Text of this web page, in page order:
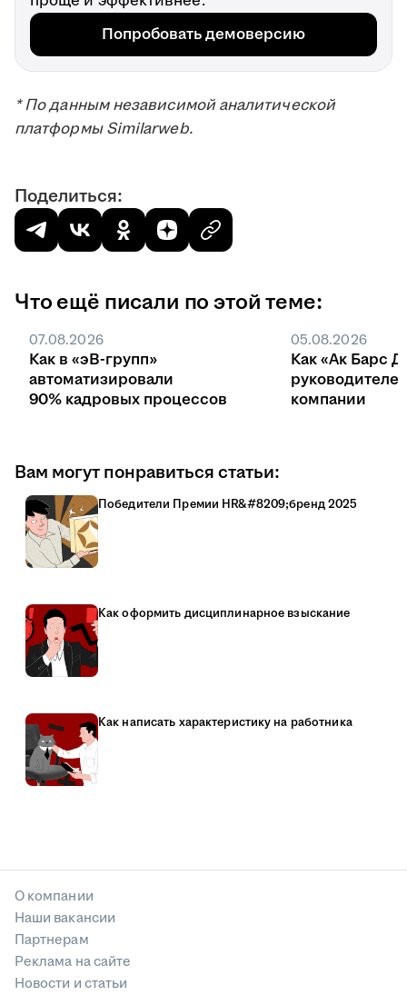
Попробовать демоверсию
* По данным независимой аналитической
платформы Similarweb.
Поделиться:
Что ещё писали по этой теме:
07.08.2026
Как в «эВ-групп»
автоматизировали
90% кадровых процессов
05.08.2026
Как «Ак Барс
компании
Вам могут понравиться статьи:
Победители Премии HR&#8209;бренд 2025
Как оформить дисциплинарное взыскание
Как написать характеристику на работника
О компании
Наши вакансии
Партнерам
Реклама на сайте
Новости и статьи